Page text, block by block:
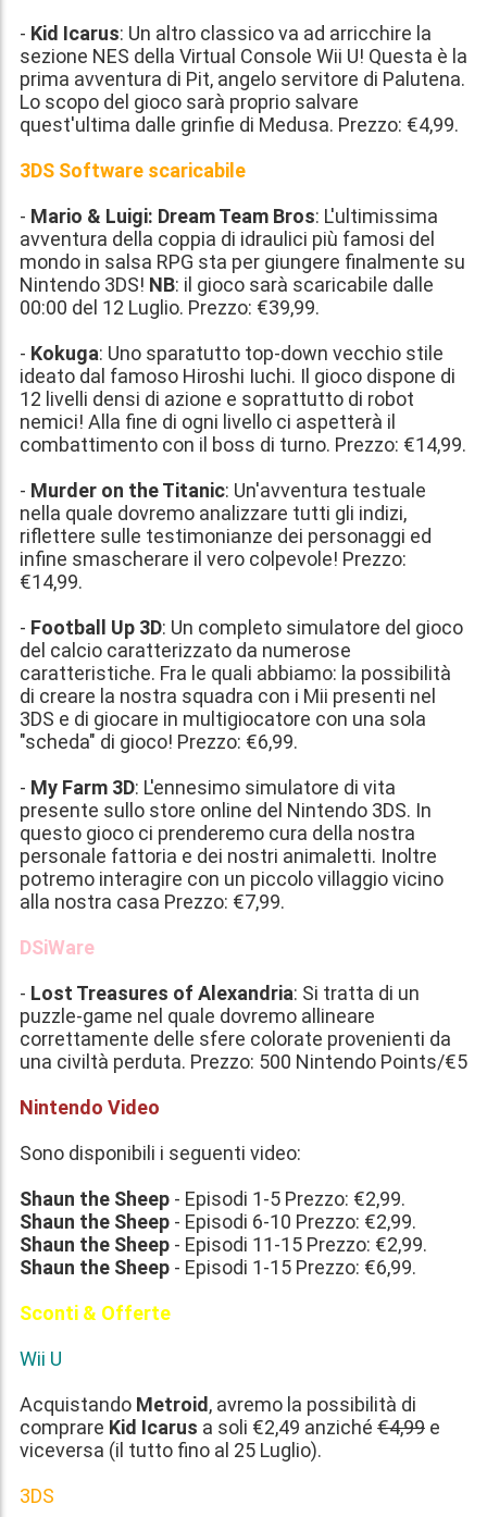
- Kid Icarus: Un altro classico va ad arricchire la
sezione NES della Virtual Console Wii U! Questa è la
prima avventura di Pit, angelo servitore di Palutena.
Lo scopo del gioco sarà proprio salvare
quest'ultima dalle grinfie di Medusa. Prezzo: €4,99.
3DS Software scaricabile
- Mario & Luigi: Dream Team Bros: L'ultimissima
avventura della coppia di idraulici più famosi del
mondo in salsa RPG sta per giungere finalmente su
Nintendo 3DS! NB: il gioco sarà scaricabile dalle
00:00 del 12 Luglio. Prezzo: €39,99.
- Kokuga: Uno sparatutto top-down vecchio stile
ideato dal famoso Hiroshi Iuchi. Il gioco dispone di
12 livelli densi di azione e soprattutto di robot
nemici! Alla fine di ogni livello ci aspetterà il
combattimento con il boss di turno. Prezzo: €14,99.
- Murder on the Titanic: Un'avventura testuale
nella quale dovremo analizzare tutti gli indizi,
riflettere sulle testimonianze dei personaggi ed
infine smascherare il vero colpevole! Prezzo:
€14,99.
- Football Up 3D: Un completo simulatore del gioco
del calcio caratterizzato da numerose
caratteristiche. Fra le quali abbiamo: la possibilità
di creare la nostra squadra con i Mii presenti nel
3DS e di giocare in multigiocatore con una sola
"scheda" di gioco! Prezzo: €6,99.
- My Farm 3D: L'ennesimo simulatore di vita
presente sullo store online del Nintendo 3DS. In
questo gioco ci prenderemo cura della nostra
personale fattoria e dei nostri animaletti. Inoltre
potremo interagire con un piccolo villaggio vicino
alla nostra casa Prezzo: €7,99.
DSiWare
- Lost Treasures of Alexandria: Si tratta di un
puzzle-game nel quale dovremo allineare
correttamente delle sfere colorate provenienti da
una civiltà perduta. Prezzo: 500 Nintendo Points/€5
Nintendo Video
Sono disponibili i seguenti video:
Shaun the Sheep - Episodi 1-5 Prezzo: €2,99.
Shaun the Sheep - Episodi 6-10 Prezzo: €2,99.
Shaun the Sheep - Episodi 11-15 Prezzo: €2,99.
Shaun the Sheep - Episodi 1-15 Prezzo: €6,99.
Sconti & Offerte
Wii U
Acquistando Metroid , avremo la possibilità di
comprare Kid Icarus a soli €2,49 anziché €4,99 e
viceversa (il tutto fino al 25 Luglio).
3DS